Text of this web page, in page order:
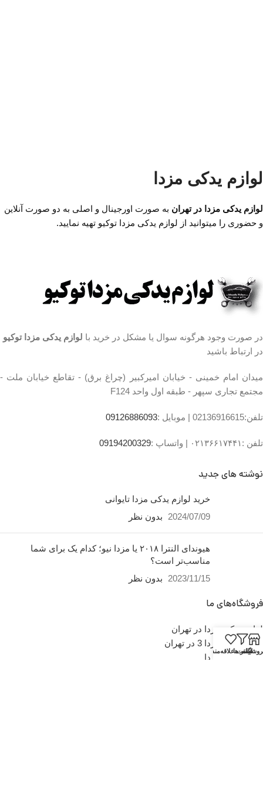
لوازم یدکی مزدا
لوازم یدکی مزدا در تهران به صورت اورجینال و اصلی به دو صورت آنلاین
و حضوری را میتوانید از لوازم یدکی مزدا توکیو تهیه نمایید.
در صورت وجود هرگونه سوال یا مشکل در خرید با لوازم یدکی مزدا توکیو
در ارتباط باشید
میدان امام خمینی - خیابان امیرکبیر (چراغ برق) - تقاطع خیابان ملت -
مجتمع تجاری سپهر - طبقه اول واحد F124
تلفن:02136916615 | موبایل :09126886093
تلفن :۰۲۱۳۶۶۱۷۴۴۱ | واتساپ :09194200329
نوشته های جدید
خرید لوازم یدکی مزدا تایوانی
2024/07/09
بدون نظر
هیوندای النترا ۲۰۱۸ یا مزدا نیو؛ کدام یک برای شما
مناسب‌تر است؟
2023/11/15
بدون نظر
فروشگاه‌های ما
لوازم یدکی مزدا در تهران
لوازم یدکی مزدا 3 در تهران
لوازم یدکی مزدا
فیلتر ها
لیست علاقه‌مندی‌ها